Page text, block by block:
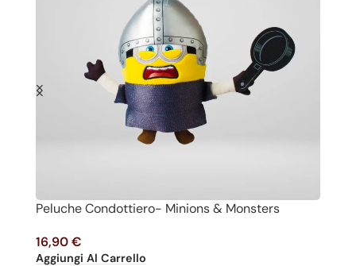
Peluche Condottiero- Minions & Monsters
16,90€
Aggiungi Al Carrello